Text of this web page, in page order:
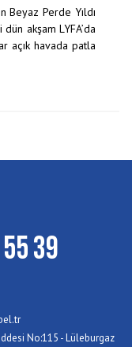
Perde Yıldı
akşam LYFA’da
açık havada patla
39
No:115 - Lüleburgaz